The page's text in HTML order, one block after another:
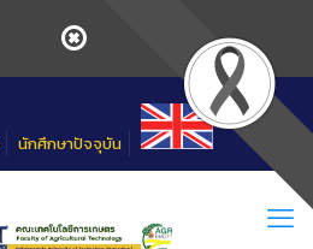
นักศึกษาปัจจุบัน